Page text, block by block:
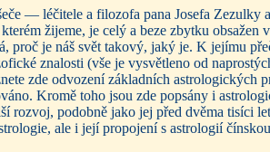
— léčitele a filozofa pana Josefa
žijeme, je celý a beze zbytku obsažen
proč je náš svět takový, jaký je. K jejímu
znalosti (vše je vysvětleno od
zde odvození základních
Kromě toho jsou zde popsány i
rozvoj, podobně jako jej před dvěma tisíci
ale i její propojení s astrologií